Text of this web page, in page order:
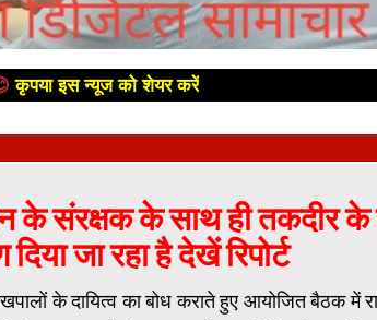
कृपया इस न्यूज को शेयर करें
संरक्षक के साथ ही तकदीर के
दिया जा रहा है देखें रिपोर्ट
के दायित्व का बोध कराते हुए आयोजित बैठक में